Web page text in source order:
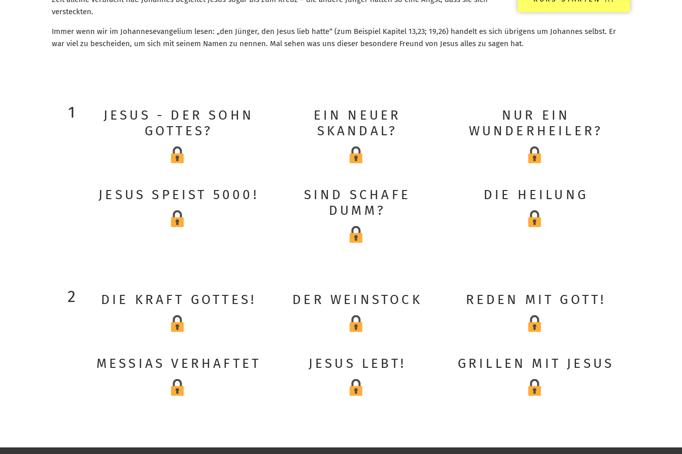
versteckten.
Immer wenn wir im Johannesevangelium lesen: „den Jünger, den Jesus lieb hatte“ (zum Beispiel Kapitel 13,23; 19,26) handelt es sich übrigens um Johannes selbst. Er
war viel zu bescheiden, um sich mit seinem Namen zu nennen. Mal sehen was uns dieser besondere Freund von Jesus alles zu sagen hat.
1
JESUS - DER SOHN
GOTTES?
EIN NEUER
SKANDAL?
NUR EIN
WUNDERHEILER?
JESUS SPEIST 5000!
SIND SCHAFE
DUMM?
DIE HEILUNG
2 DIE KRAFT GOTTES! DER WEINSTOCK REDEN MIT GOTT!
MESSIAS VERHAFTET JESUS LEBT! GRILLEN MIT JESUS